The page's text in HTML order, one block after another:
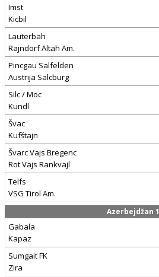
Imst
Kicbil
Lauterbah
Rajndorf Altah Am.
Pincgau Salfelden
Austrija Salcburg
Silc / Moc
Kundl
Švac
Kufštajn
Švarc Vajs Bregenc
Rot Vajs Rankvajl
Telfs
VSG Tirol Am.
Azerbejdžan 1
Gabala
Kapaz
Sumgait FK
Zira